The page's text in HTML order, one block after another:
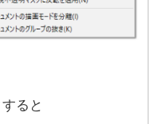
ると